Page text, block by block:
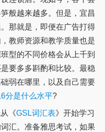
般越来越多。但是，宜昌
那就是，即便在广告打得
教师资源和教学质量也是
型的不同价格会从上千到
要多多斟酌和比较。最稳
弱在哪里，以及自己需要
分是什么水平?
《GSL词汇表》开始学习
汇。准备雅思考试，如果